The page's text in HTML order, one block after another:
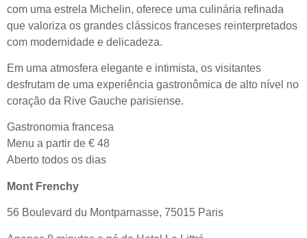
com uma estrela Michelin, oferece uma culinária refinada
que valoriza os grandes clássicos franceses reinterpretados
com modernidade e delicadeza.
Em uma atmosfera elegante e intimista, os visitantes
desfrutam de uma experiência gastronômica de alto nível no
coração da Rive Gauche parisiense.
Gastronomia francesa
Menu a partir de € 48
Aberto todos os dias
Mont Frenchy
56 Boulevard du Montparnasse, 75015 Paris